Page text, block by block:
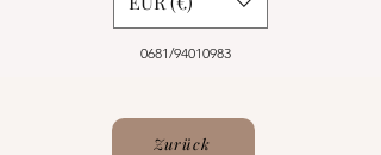
0681/94010983
Zurück